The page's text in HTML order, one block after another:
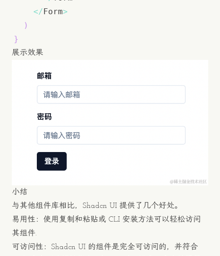
</Form>
)
}
展示效果
小结
与其他组件库相比，Shadcn UI 提供了几个好处。
易用性：使用复制和粘贴或 CLI 安装方法可以轻松访问
其组件.
可访问性：Shadcn UI 的组件是完全可访问的，并符合